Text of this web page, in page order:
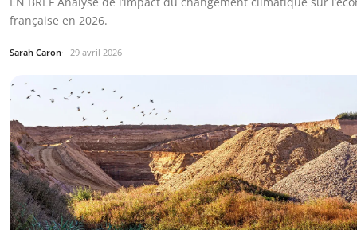
française en 2026.
Sarah Caron 29 avril 2026